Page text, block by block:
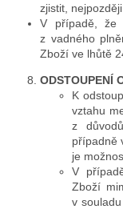
zjistit,
V případě, že
z vadného
Zboží ve lhůtě
ODSTOUPENÍ
K
vztahu
z
případně
je
V
Zboží
v